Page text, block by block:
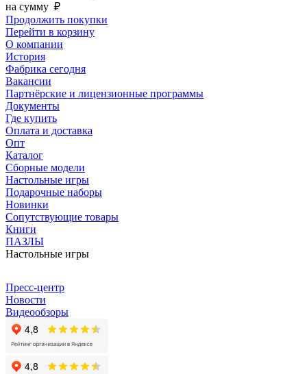
на сумму ₽
Продолжить покупки
Перейти в корзину
О компании
История
Фабрика сегодня
Вакансии
Партнёрские и лицензионные программы
Документы
Где купить
Оплата и доставка
Опт
Каталог
Сборные модели
Настольные игры
Подарочные наборы
Новинки
Сопутствующие товары
Книги
ПАЗЛЫ
Настольные игры
Пресс-центр
Новости
Видеообзоры